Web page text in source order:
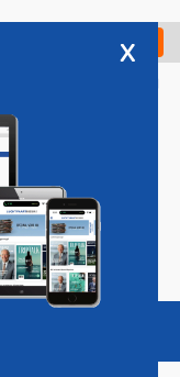
Check in
Vacatures
x